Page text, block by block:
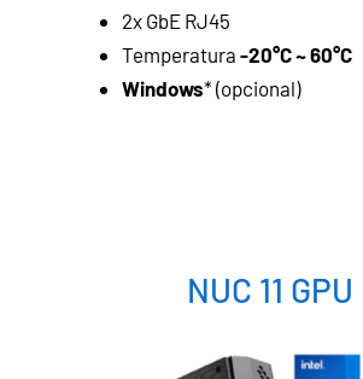
2x GbE RJ45
Temperatura -20°C ~ 60°C
Windows* (opcional)
NUC 11 GPU